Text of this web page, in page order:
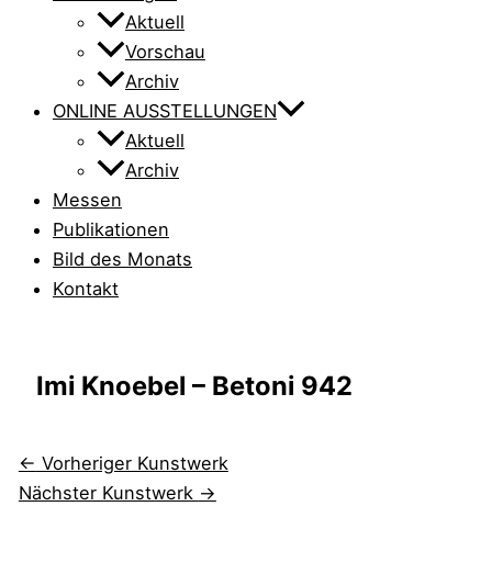
Aktuell
Vorschau
Archiv
ONLINE AUSSTELLUNGEN
Aktuell
Archiv
Messen
Publikationen
Bild des Monats
Kontakt
Imi Knoebel – Betoni 942
← Vorheriger Kunstwerk
Nächster Kunstwerk →